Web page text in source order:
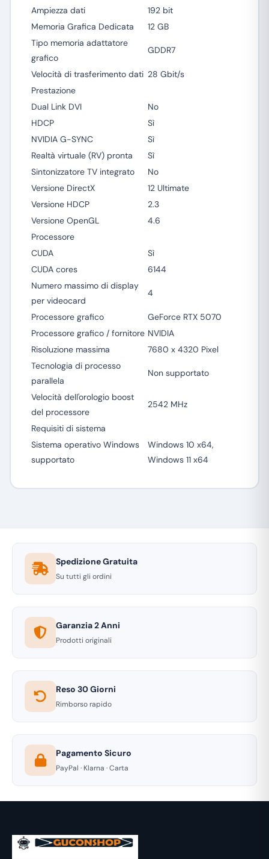
Ampiezza dati
192 bit
Memoria Grafica Dedicata
12 GB
Tipo memoria adattatore
grafico
GDDR7
Velocità di trasferimento dati 28 Gbit/s
Prestazione
Dual Link DVI
No
HDCP
Sì
NVIDIA G-SYNC
Sì
Realtà virtuale (RV) pronta
Sì
Sintonizzatore TV integrato
No
Versione DirectX
12 Ultimate
Versione HDCP
2.3
Versione OpenGL
4.6
Processore
CUDA
Sì
CUDA cores
6144
Numero massimo di display
per videocard
4
Processore grafico
GeForce RTX 5070
Processore grafico / fornitore NVIDIA
Risoluzione massima
7680 x 4320 Pixel
Tecnologia di processo
parallela
Non supportato
Velocità dell'orologio boost
del processore
2542 MHz
Requisiti di sistema
Sistema operativo Windows
supportato
Windows 10 x64,
Windows 11 x64
Spedizione Gratuita
Su tutti gli ordini
Garanzia 2 Anni
Prodotti originali
Reso 30 Giorni
Rimborso rapido
Pagamento Sicuro
PayPal · Klarna · Carta